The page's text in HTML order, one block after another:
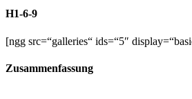
H1-6-9
[ngg src=“galleries“ ids=“5″
Zusammenfassung